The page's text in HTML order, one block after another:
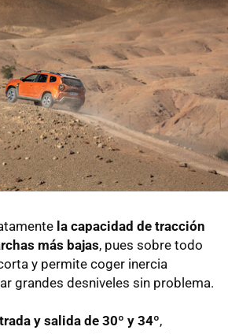
la capacidad de tracción
más bajas, pues sobre todo
y permite coger inercia
grandes desniveles sin problema.
y salida de 30º y 34º,